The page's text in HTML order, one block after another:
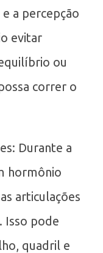
a percepção
evitar
ou
correr o
Durante a
hormônio
articulações
Isso pode
quadril e